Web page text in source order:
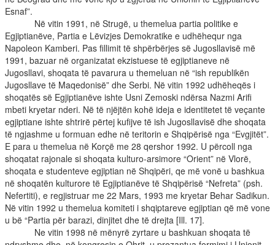
Esnaf”.
Në vitin 1991, në Strugë, u themelua partia politike e
Egjiptianëve, Partia e Lëvizjes Demokratike e udhëhequr nga
Napoleon Kamberi. Pas fillimit të shpërbërjes së Jugosllavisë më
1991, bazuar në organizatat ekzistuese të egjiptianeve në
Jugosllavi, shoqata të pavarura u themeluan në “ish republikën
Jugosllave të Maqedonisë” dhe Serbi. Në vitin 1992 udhëheqës i
shoqatës së Egjiptianëve ishte Usni Zemoski ndërsa Nazmi Arifi
mbeti kryetar nderi. Në të njëjtën kohë ideja e identitetet të veçante
egjiptiane ishte shtrirë përtej kufijve të ish Jugosllavisë dhe shoqata
të ngjashme u formuan edhe në teritorin e Shqipërisë nga “Evgjitët”.
E para u themelua në Korçë me 28 qershor 1992. U përcoll nga
shoqatat rajonale si shoqata kulturo-arsimore “Orient” në Vlorë,
shoqata e studenteve egjiptian në Shqipëri, qe më vonë u bashkua
në shoqatën kulturore të Egjiptianëve të Shqipërisë “Nefreta” (psh.
Nefertiti), e regjistruar me 22 Mars, 1993 me kryetar Behar Sadikun.
Në vitin 1992 u themelua komiteti i shqiptareve egjiptian që më vone
u bë “Partia për barazi, dinjitet dhe të drejta [Ill. 17].
Ne vitin 1998 në mënyrë zyrtare u bashkuan shoqata të